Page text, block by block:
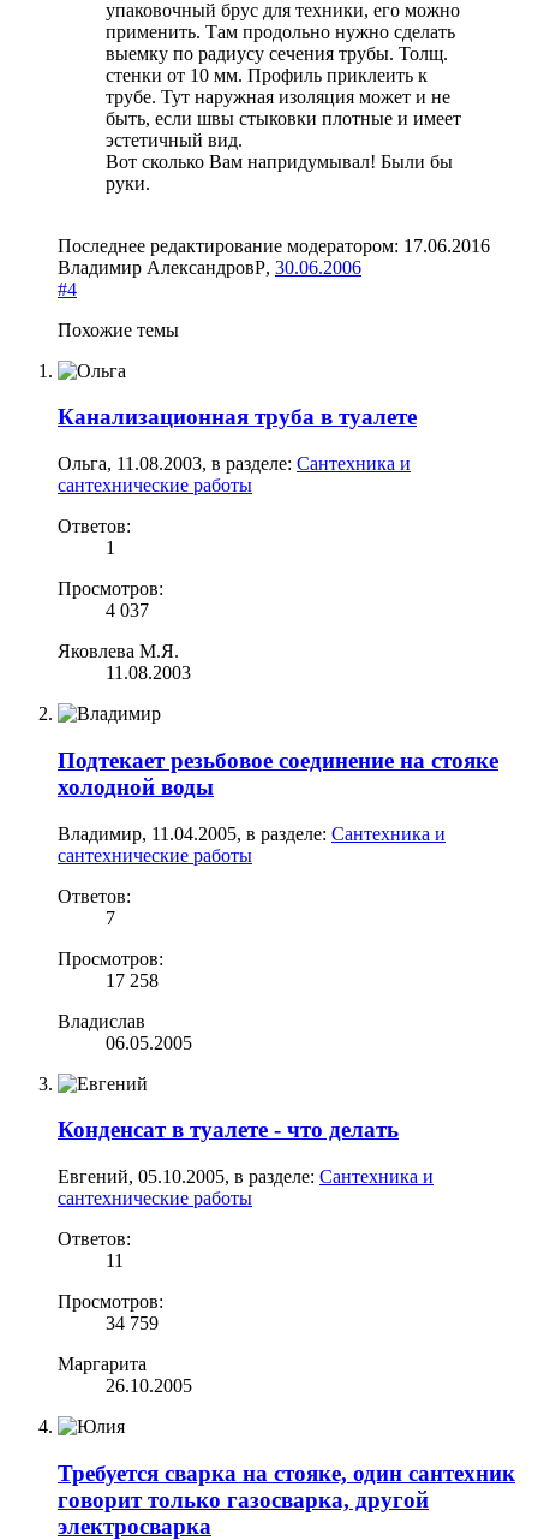
упаковочный брус для техники, его можно
применить. Там продольно нужно сделать
выемку по радиусу сечения трубы. Толщ.
стенки от 10 мм. Профиль приклеить к
трубе. Тут наружная изоляция может и не
быть, если швы стыковки плотные и имеет
эстетичный вид.
Вот сколько Вам напридумывал! Были бы
руки.
Последнее редактирование модератором: 17.06.2016
Владимир АлександровР, 30.06.2006
#4
Похожие темы
Канализационная труба в туалете
Ольга, 11.08.2003, в разделе: Сантехника и
сантехнические работы
Ответов:
1
Просмотров:
4 037
Яковлева М.Я.
11.08.2003
Подтекает резьбовое соединение на стояке
холодной воды
Владимир, 11.04.2005, в разделе: Сантехника и
сантехнические работы
Ответов:
7
Просмотров:
17 258
Владислав
06.05.2005
Конденсат в туалете - что делать
Евгений, 05.10.2005, в разделе: Сантехника и
сантехнические работы
Ответов:
11
Просмотров:
34 759
Маргарита
26.10.2005
Требуется сварка на стояке, один сантехник
говорит только газосварка, другой
электросварка